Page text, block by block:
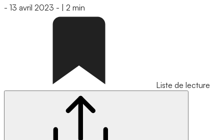
- 13 avril 2023 - 2 min
Liste de lecture